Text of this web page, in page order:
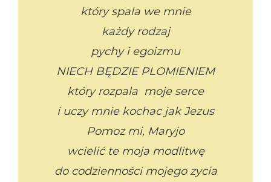
który spala we mnie
każdy rodzaj
pychy i egoizmu
NIECH BĘDZIE PLOMIENIEM
który rozpala moje serce
i uczy mnie kochac jak Jezus
Pomoz mi, Maryjo
wcielić te moja modlitwę
do codzienności mojego zycia